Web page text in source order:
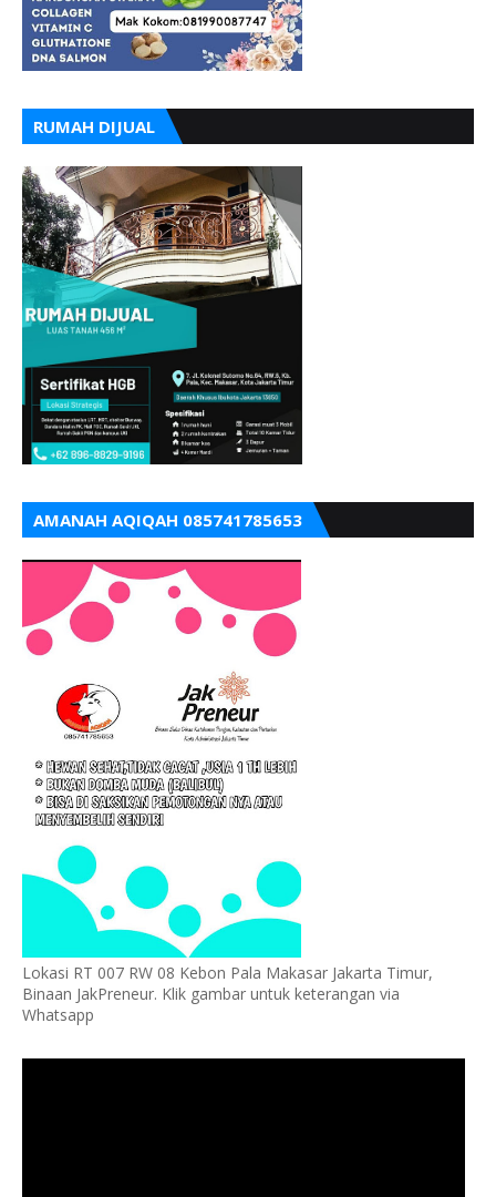
RUMAH DIJUAL
AMANAH AQIQAH 085741785653
Lokasi RT 007 RW 08 Kebon Pala Makasar Jakarta Timur,
Binaan JakPreneur. Klik gambar untuk keterangan via
Whatsapp